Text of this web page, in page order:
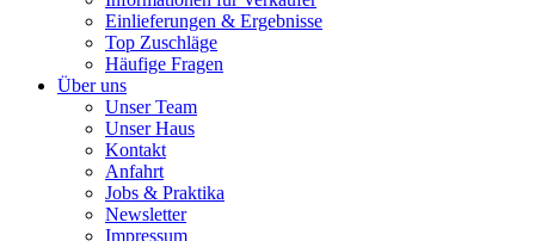
Einlieferungen & Ergebnisse
Top Zuschläge
Häufige Fragen
Über uns
Unser Team
Unser Haus
Kontakt
Anfahrt
Jobs & Praktika
Newsletter
Impressum